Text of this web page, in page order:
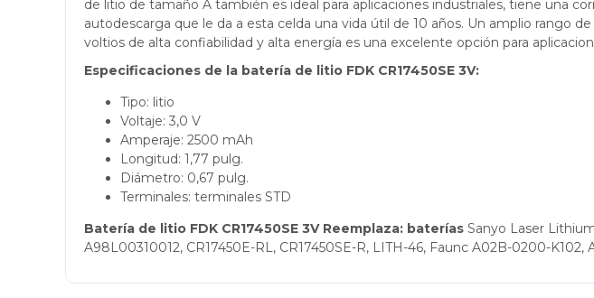
de litio de tamaño A también es ideal para aplicaciones industriales, tiene una
autodescarga que le da a esta celda una vida útil de 10 años. Un amplio rango
voltios de alta confiabilidad y alta energía es una excelente opción para
Especificaciones de la batería de litio FDK CR17450SE 3V:
Tipo: litio
Voltaje: 3,0 V
Amperaje: 2500 mAh
Longitud: 1,77 pulg.
Diámetro: 0,67 pulg.
Terminales: terminales STD
Batería de litio FDK CR17450SE 3V Reemplaza: baterías Sanyo Laser
A98L00310012, CR17450E-RL, CR17450SE-R, LITH-46, Faunc A02B-0200-K102,